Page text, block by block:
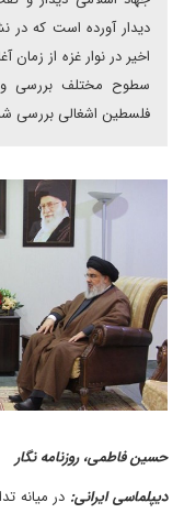
دیدار آورده است که
اخیر در نوار غزه از
سطوح مختلف بررسی و
فلسطین اشغالی بررسی
حسین فاطمی، روزنامه نگار
دیپلماسی ایرانی: در میانه